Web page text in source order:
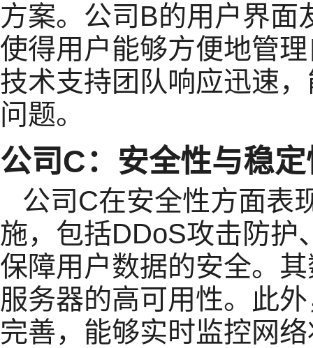
方案。公司B的用户界面
使得用户能够方便地管
技术支持团队响应迅速
问题。
公司C：安全性与稳定
公司C在安全性方面表
施，包括DDoS攻击防护
保障用户数据的安全。
服务器的高可用性。此
完善，能够实时监控网